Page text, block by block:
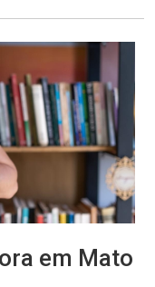
em Mato